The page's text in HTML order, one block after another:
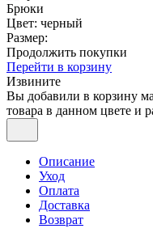
Брюки
Цвет: черный
Размер:
Продолжить покупки
Перейти в корзину
Извините
Вы добавили в корзину
товара в данном цвете и
Описание
Уход
Оплата
Доставка
Возврат